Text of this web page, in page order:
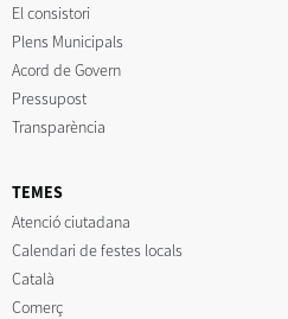
El consistori
Plens Municipals
Acord de Govern
Pressupost
Transparència
TEMES
Atenció ciutadana
Calendari de festes locals
Català
Comerç